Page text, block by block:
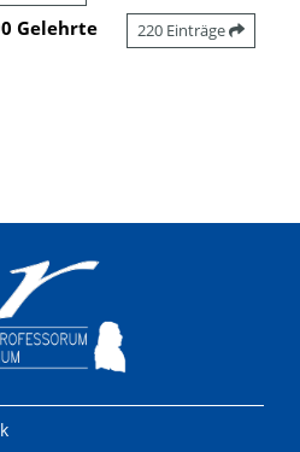
Gelehrte 220 Einträge